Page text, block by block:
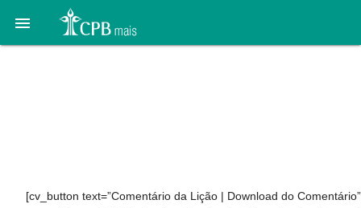

[cv_button text=”Comentário da Lição | Download do Comentário”